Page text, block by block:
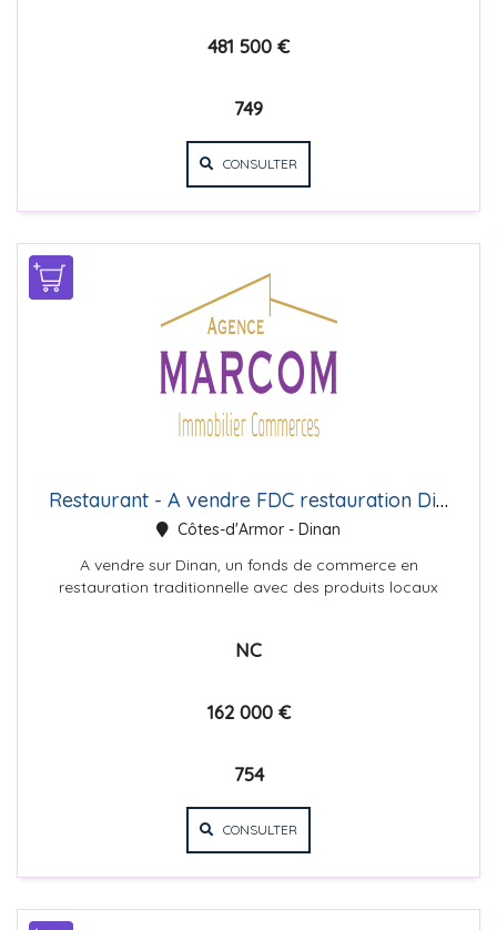
481 500 €
749
CONSULTER
Restaurant - A vendre FDC restauration Dinan
Côtes-d'Armor - Dinan
A vendre sur Dinan, un fonds de commerce en
restauration traditionnelle avec des produits locaux
NC
162 000 €
754
CONSULTER